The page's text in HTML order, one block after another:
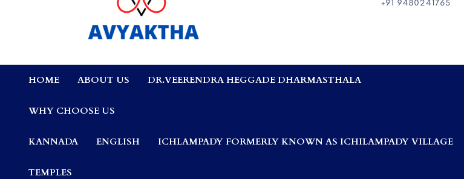
Avyaktha Bulletin:
Connecting Temples,
Professionals, &
Communities
HOME ABOUT US DR.VEERENDRA HEGGADE DHARMASTHALA
WHY CHOOSE US
KANNADA ENGLISH ICHLAMPADY FORMERLY KNOWN AS ICHILAMPADY VILLAGE
TEMPLES